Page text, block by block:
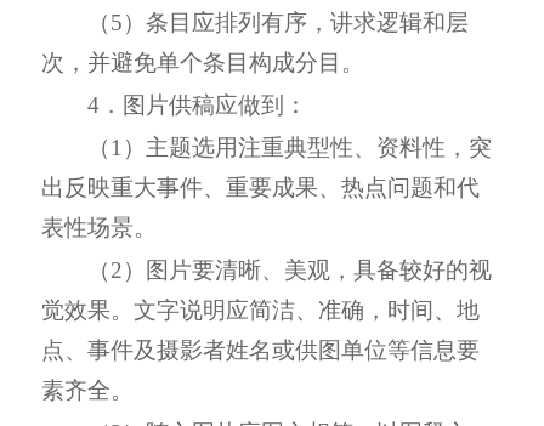
（5）条目应排列有序，讲求逻辑和层
次，并避免单个条目构成分目。
4．图片供稿应做到：
（1）主题选用注重典型性、资料性，突
出反映重大事件、重要成果、热点问题和代
表性场景。
（2）图片要清晰、美观，具备较好的视
觉效果。文字说明应简洁、准确，时间、地
点、事件及摄影者姓名或供图单位等信息要
素齐全。